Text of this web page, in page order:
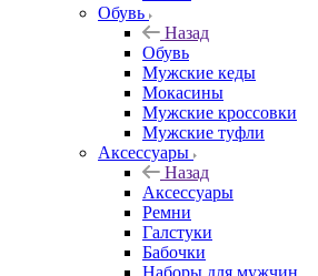
Обувь
Назад
Обувь
Мужские кеды
Мокасины
Мужские кроссовки
Мужские туфли
Аксессуары
Назад
Аксессуары
Ремни
Галстуки
Бабочки
Наборы для мужчин